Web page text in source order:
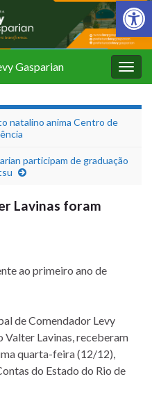
Barra de
Gasparian
natalino anima Centro de
participam de graduação
Lavinas foram
ao primeiro ano de
de Comendador Levy
Valter Lavinas, receberam
quarta-feira (12/12),
do Estado do Rio de